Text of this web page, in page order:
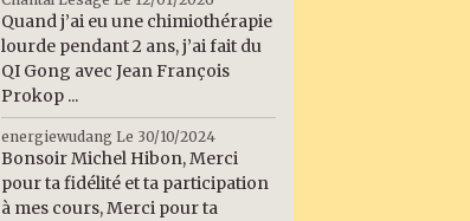
Quand j’ai eu une chimiothérapie
lourde pendant 2 ans, j’ai fait du
QI Gong avec Jean François
Prokop ...
energiewudang Le 30/10/2024
Bonsoir Michel Hibon, Merci
pour ta fidélité et ta participation
à mes cours, Merci pour ta